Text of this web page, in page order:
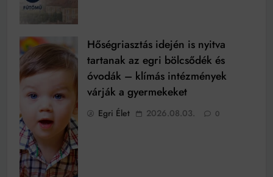
Hőségriasztás idején is nyitva
tartanak az egri bölcsődék és
óvodák – klímás intézmények
várják a gyermekeket
Egri Élet 2026.08.03. 0